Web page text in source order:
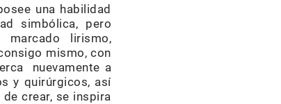
una habilidad
simbólica, pero
marcado lirismo,
mismo, con
nuevamente a
y quirúrgicos, así
crear, se inspira